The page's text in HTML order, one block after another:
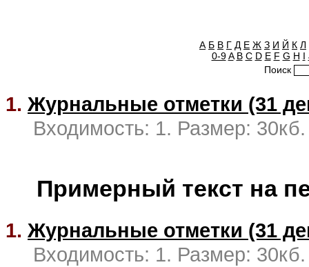
А Б В Г Д Е Ж З И Й К Л
0-9 A B C D E F G H I
Поиск
1. Журнальные отметки (31
Входимость: 1. Размер: 30кб.
Примерный текст на
1. Журнальные отметки (31
Входимость: 1. Размер: 30кб.